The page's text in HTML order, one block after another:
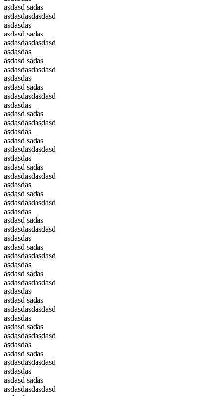
asdasd sadas
asdasdasdasdasd
asdasdas
asdasd sadas
asdasdasdasdasd
asdasdas
asdasd sadas
asdasdasdasdasd
asdasdas
asdasd sadas
asdasdasdasdasd
asdasdas
asdasd sadas
asdasdasdasdasd
asdasdas
asdasd sadas
asdasdasdasdasd
asdasdas
asdasd sadas
asdasdasdasdasd
asdasdas
asdasd sadas
asdasdasdasdasd
asdasdas
asdasd sadas
asdasdasdasdasd
asdasdas
asdasd sadas
asdasdasdasdasd
asdasdas
asdasd sadas
asdasdasdasdasd
asdasdas
asdasd sadas
asdasdasdasdasd
asdasdas
asdasd sadas
asdasdasdasdasd
asdasdas
asdasd sadas
asdasdasdasdasd
asdasdas
asdasd sadas
asdasdasdasdasd